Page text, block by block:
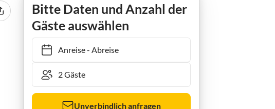
Bitte Daten und Anzahl der
Gäste auswählen
Anreise- Abreise
Unverbindlich anfragen